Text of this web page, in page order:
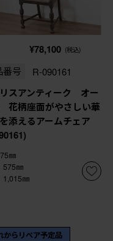
¥78,100 (税込)
番号 R-090161
スアンティーク オー
花柄座面がやさしい華
添えるアームチェア
㎜
575㎜
1,015㎜
からリペア予定品